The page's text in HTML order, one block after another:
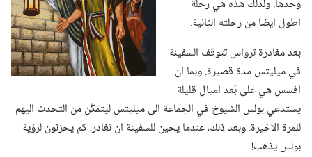
وحدها.‏ ولذلك هذه هي رحلة
اطول ايضا من رحلته الثانية.‏
بعد مغادرة ترواس تتوقف السفينة
في ميليتس مدة قصيرة.‏ وبما ان
افسس هي على بُعد اميال قليلة
يستدعي بولس الشيوخ في الجماعة الى ميليتس ليتمكَّن من التحدث اليهم
للمرة الاخيرة.‏ وبعد ذلك،‏ عندما يحين للسفينة ان تغادر،‏ كم يحزنون لرؤية
بولس يذهب!‏